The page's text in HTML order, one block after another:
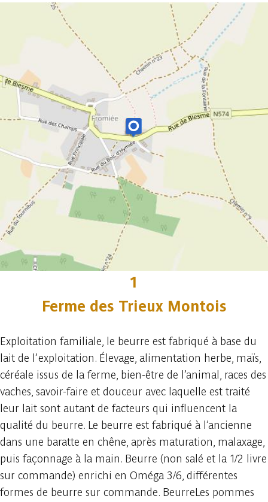
1
Ferme des Trieux Montois
Exploitation familiale, le beurre est fabriqué à base du
lait de l’exploitation. Élevage, alimentation herbe, maïs,
céréale issus de la ferme, bien-être de l’animal, races des
vaches, savoir-faire et douceur avec laquelle est traité
leur lait sont autant de facteurs qui influencent la
qualité du beurre. Le beurre est fabriqué à l’ancienne
dans une baratte en chêne, après maturation, malaxage,
puis façonnage à la main. Beurre (non salé et la 1/2 livre
sur commande) enrichi en Oméga 3/6, différentes
formes de beurre sur commande. BeurreLes pommes